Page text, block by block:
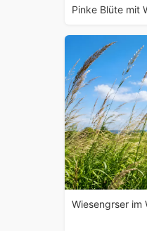
Pinke Blüte mit
Wiesengrser im